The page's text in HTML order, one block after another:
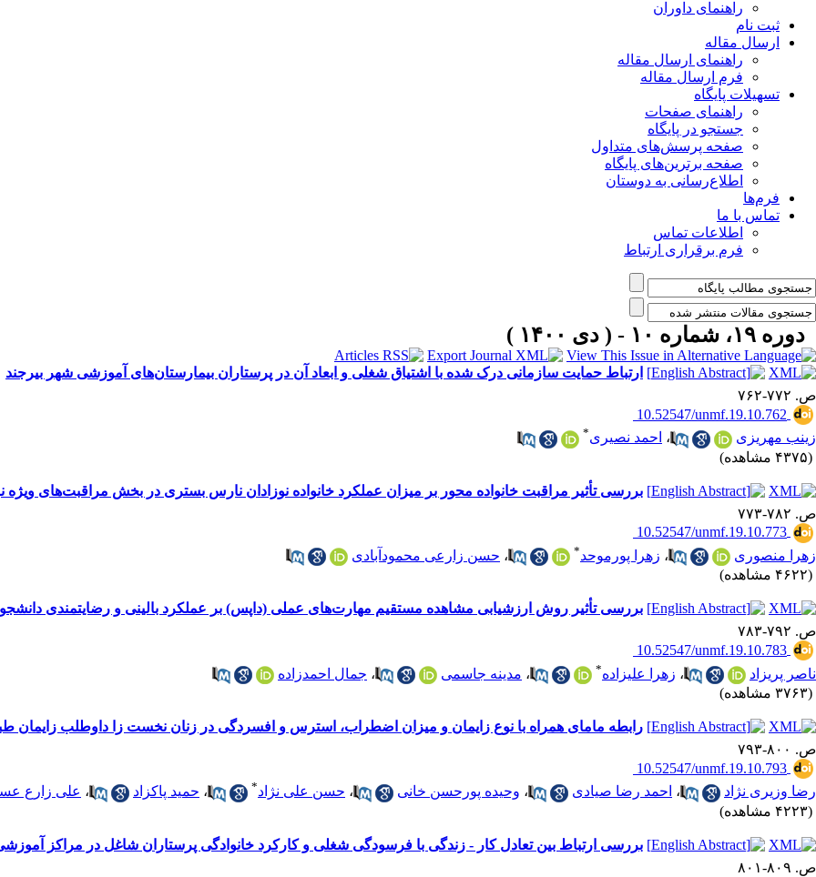
راهنمای داوران
ثبت نام
ارسال مقاله
راهنمای ارسال مقاله
فرم ارسال مقاله
تسهیلات پایگاه
راهنمای صفحات
جستجو در پایگاه
صفحه پرسش‌های متداول
صفحه برترین‌های پایگاه
اطلاع‌رسانی به دوستان
فرم‌ها
تماس با ما
اطلاعات تماس
فرم برقراری ارتباط
دوره ۱۹، شماره ۱۰ - ( دی ۱۴۰۰ )
ارتباط حمایت سازمانی درک شده با اشتیاق شغلی و ابعاد آن در پرستاران بیمارستان‌های آموزشی شهر بیرجند
ص. ۷۷۲-۷۶۲
‎ 10.52547/unmf.19.10.762
زینب مهریزی
، احمد نصیری*
(۴۳۷۵ مشاهده)
بررسی تأثیر مراقبت خانواده محور بر میزان عملکرد خانواده نوزادان نارس بستری در بخش مراقبت‌های ویژه
ص. ۷۸۲-۷۷۳
‎ 10.52547/unmf.19.10.773
زهرا منصوری
، زهرا پورموحد* ، حسن زارعی محمودآبادی
(۴۶۲۲ مشاهده)
بررسی تأثیر روش ارزشیابی مشاهده مستقیم مهارت‌های عملی (داپس) بر عملکرد بالینی و رضایتمندی
ص. ۷۹۲-۷۸۳
‎ 10.52547/unmf.19.10.783
ناصر پریزاد
، زهرا علیزاده* ، مدینه جاسمی ، جمال احمدزاده
(۳۷۶۳ مشاهده)
رابطه مامای همراه با نوع زایمان و میزان اضطراب، استرس و افسردگی در زنان نخست زا داوطلب زایمان
ص. ۸۰۰-۷۹۳
‎ 10.52547/unmf.19.10.793
رضا وزیری نژاد
، احمد رضا صیادی ، وحیده پورحسن خانی ، حسن علی نژاد* ، حمید پاکزاد ، علی زارع
(۴۲۲۳ مشاهده)
بررسی ارتباط بین تعادل کار - زندگی با فرسودگی شغلی و کارکرد خانوادگی پرستاران شاغل در مراکز آموزشی
ص. ۸۰۹-۸۰۱